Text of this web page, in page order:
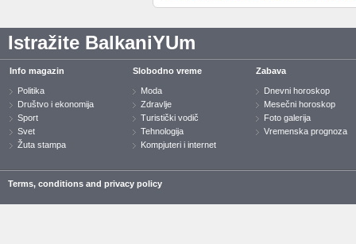
Istražite BalkaniYUm
Info magazin
Politika
Društvo i ekonomija
Sport
Svet
Žuta stampa
Slobodno vreme
Moda
Zdravlje
Turistički vodič
Tehnologija
Kompjuteri i internet
Zabava
Dnevni horoskop
Mesečni horoskop
Foto galerija
Vremenska prognoza
Terms, conditions and privacy policy